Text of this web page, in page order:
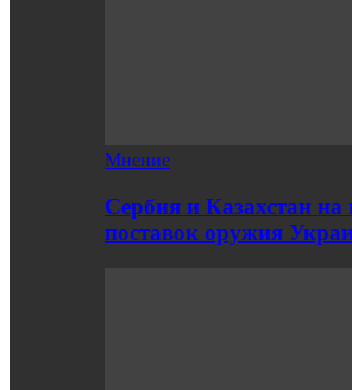
Мнение
Сербия и Казахстан
поставок оружия